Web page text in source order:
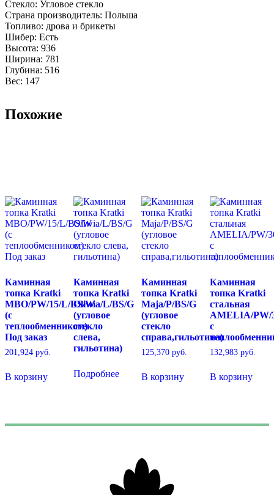
Стекло: Угловое стекло
Страна производитель: Польша
Топливо: дрова и брикеты
Шибер: Есть
Высота: 936
Ширина: 781
Глубина: 516
Вес: 147
Похожие
Каминная
топка Kratki
MBO/PW/15/L/BS/W
(с
теплообменником)
Под заказ
201,924 руб.
В корзину
Каминная
топка Kratki
Oliwia/L/BS/G
(угловое
стекло
слева,
гильотина)
Подробнее
Каминная
топка Kratki
Maja/P/BS/G
(угловое
стекло
справа,гильотина)
125,370 руб.
В корзину
Каминная
топка Kratki
стальная
AMELIA/PW/
с
132,983руб.
В корзину